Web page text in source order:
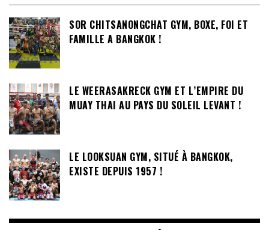
SOR CHITSANONGCHAT GYM, BOXE, FOI ET
FAMILLE A BANGKOK !
LE WEERASAKRECK GYM ET L’EMPIRE DU
MUAY THAI AU PAYS DU SOLEIL LEVANT !
LE LOOKSUAN GYM, SITUÉ À BANGKOK,
EXISTE DEPUIS 1957 !